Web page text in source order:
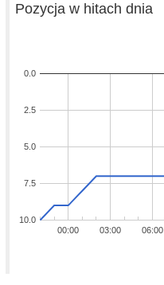
Pozycja w hitach dnia
00:00 03:00 06:00
0.0
2.5
5.0
7.5
10.0